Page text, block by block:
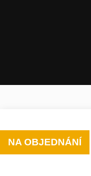
NA OBJEDNÁNÍ